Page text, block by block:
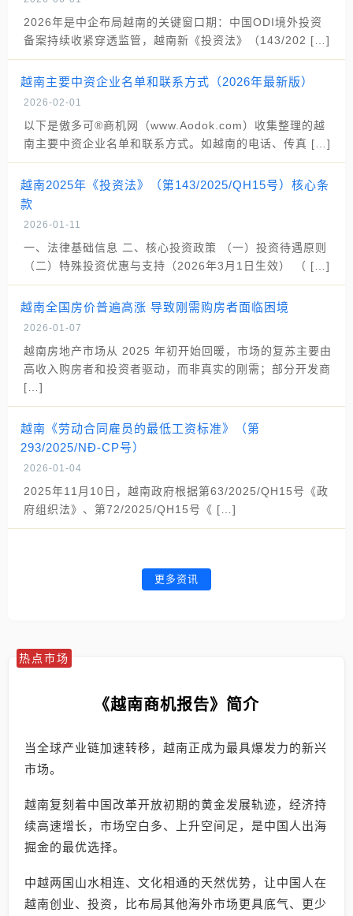
2026年是中企布局越南的关键窗口期：中国ODI境外投资
备案持续收紧穿透监管，越南新《投资法》（143/202 […]
越南主要中资企业名单和联系方式（2026年最新版）
2026-02-01
以下是傲多可®商机网（www.Aodok.com）收集整理的越
南主要中资企业名单和联系方式。如越南的电话、传真 […]
越南2025年《投资法》（第143/2025/QH15号）核心条
款
2026-01-11
一、法律基础信息 二、核心投资政策 （一）投资待遇原则
（二）特殊投资优惠与支持（2026年3月1日生效） （ […]
越南全国房价普遍高涨 导致刚需购房者面临困境
2026-01-07
越南房地产市场从 2025 年初开始回暖，市场的复苏主要由
高收入购房者和投资者驱动，而非真实的刚需；部分开发商
[…]
越南《劳动合同雇员的最低工资标准》（第
293/2025/NĐ-CP号）
2026-01-04
2025年11月10日，越南政府根据第63/2025/QH15号《政
府组织法》、第72/2025/QH15号《 […]
更多资讯
热点市场
《越南商机报告》简介
当全球产业链加速转移，越南正成为最具爆发力的新兴
市场。
越南复刻着中国改革开放初期的黄金发展轨迹，经济持
续高速增长，市场空白多、上升空间足，是中国人出海
掘金的最优选择。
中越两国山水相连、文化相通的天然优势，让中国人在
越南创业、投资，比布局其他海外市场更具底气、更少